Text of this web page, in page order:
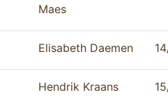
Maes
Elisabeth Daemen
Hendrik Kraans